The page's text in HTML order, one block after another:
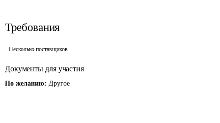
Требования
Несколько поставщиков
Документы для участия
По желанию: Другое